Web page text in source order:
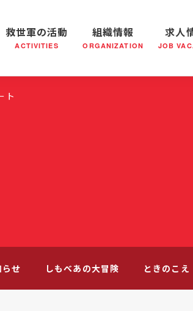
問題 救世軍の成り立ち 軍隊形式
救世軍の活動
ACTIVITIES
活動 社会鍋 社会鍋物語 音
組織情報
ORGANIZATION
組織概要 全国の小隊(教会)等につ
求人
JOB
ト
らせ しもべあの大冒険 ときのこえ